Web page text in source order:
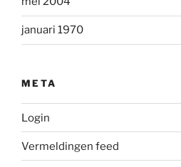
januari 1970
META
Login
Vermeldingen feed